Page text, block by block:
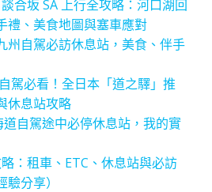
談合坂 SA 上行全攻略：河口湖回
禮、美食地圖與塞車應對
州自駕必訪休息站，美食、伴手
駕必看！全日本「道之驛」推
休息站攻略
道自駕途中必停休息站，我的實
：租車、ETC、休息站與必訪
分享）